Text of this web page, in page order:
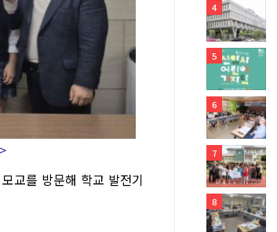
교를 방문해 학교 발전기
4
5
6
7
8